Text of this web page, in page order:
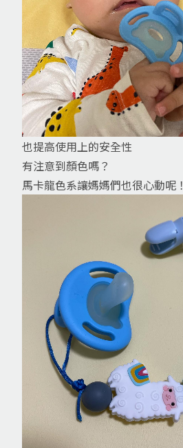
也提高使用上的安全性
有注意到顏色嗎？
馬卡龍色系讓媽媽們也很心動呢！